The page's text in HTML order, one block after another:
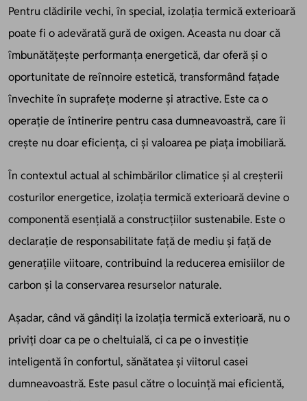
Pentru clădirile vechi, în special, izolația termică exterioară
poate fi o adevărată gură de oxigen. Aceasta nu doar că
îmbunătățește performanța energetică, dar oferă și o
oportunitate de reînnoire estetică, transformând fațade
învechite în suprafețe moderne și atractive. Este ca o
operație de întinerire pentru casa dumneavoastră, care îi
crește nu doar eficiența, ci și valoarea pe piața imobiliară.
În contextul actual al schimbărilor climatice și al creșterii
costurilor energetice, izolația termică exterioară devine o
componentă esențială a construcțiilor sustenabile. Este o
declarație de responsabilitate față de mediu și față de
generațiile viitoare, contribuind la reducerea emisiilor de
carbon și la conservarea resurselor naturale.
Așadar, când vă gândiți la izolația termică exterioară, nu o
priviți doar ca pe o cheltuială, ci ca pe o investiție
inteligentă în confortul, sănătatea și viitorul casei
dumneavoastră. Este pasul către o locuință mai eficientă,